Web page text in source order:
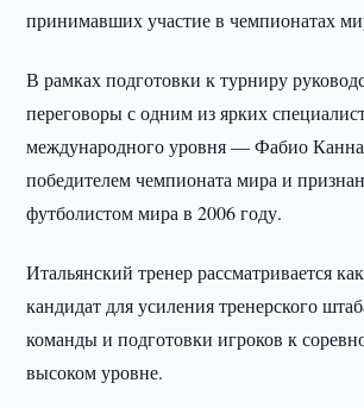
принимавших участие в чемпионатах
В рамках подготовки к турниру
переговоры с одним из ярких
международного уровня — Фабио
победителем чемпионата мира и
футболистом мира в 2006 году.
Итальянский тренер рассматривается
кандидат для усиления тренерского
команды и подготовки игроков к
высоком уровне.